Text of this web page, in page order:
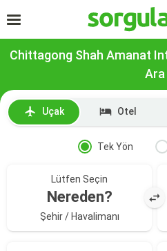
Chittagong Shah Amanat
Ara
Uçak Otel
Tek Yön
Lütfen Seçin
Nereden?
Şehir / Havalimanı